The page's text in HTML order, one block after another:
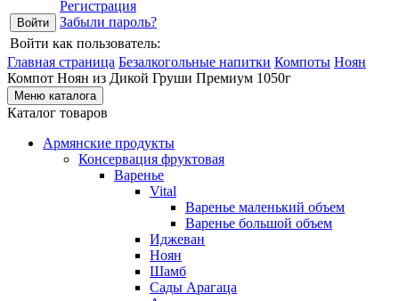
Регистрация
Забыли пароль?
Войти как пользователь:
Главная страница Безалкогольные напитки Компоты Ноян
Компот Ноян из Дикой Груши Премиум 1050г
Меню каталога
Каталог товаров
Армянские продукты
Консервация фруктовая
Варенье
Vital
Варенье маленький объем
Варенье большой объем
Иджеван
Ноян
Шамб
Сады Арагаца